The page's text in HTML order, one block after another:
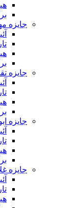
جایزه
جایزه
جایزه
جایزه